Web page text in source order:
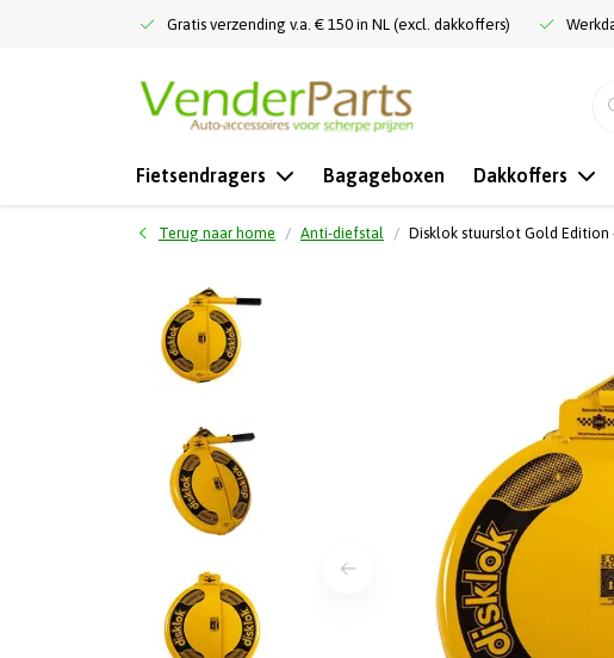
Gratis verzending v.a. € 150 in NL (excl. dakkoffers)
Fietsendragers Bagageboxen Dakkoffers
Terug naar home Anti-diefstal Disklok stuurslot Gold Edition